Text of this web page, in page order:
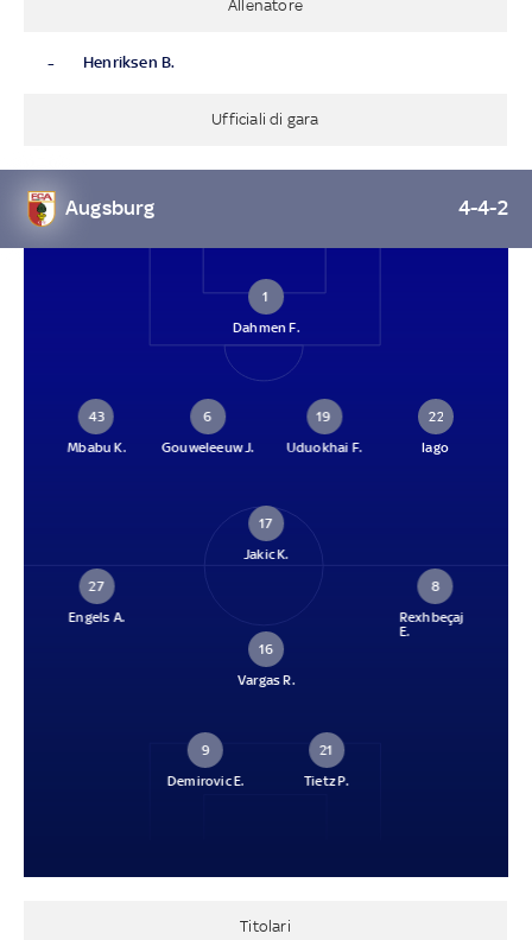
Allenatore
- Henriksen B.
Ufficiali di gara
Augsburg 4-4-2
1
Dahmen F.
43
Mbabu K.
6
Gouweleeuw J.
19
Uduokhai F.
22
Iago
17
Jakic K.
27
Engels A.
8
Rexhbeçaj
E.
16
Vargas R.
9
Demirovic E.
21
Tietz P.
Titolari